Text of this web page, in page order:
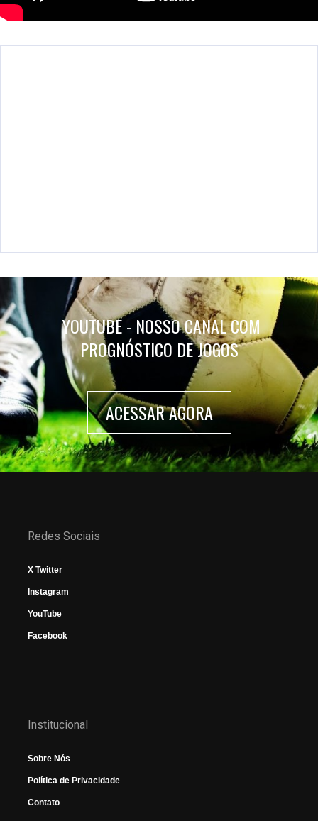
YOUTUBE - NOSSO CANAL COM
PROGNÓSTICO DE JOGOS
ACESSAR AGORA
Redes Sociais
X Twitter
Instagram
YouTube
Facebook
Institucional
Sobre Nós
Política de Privacidade
Contato